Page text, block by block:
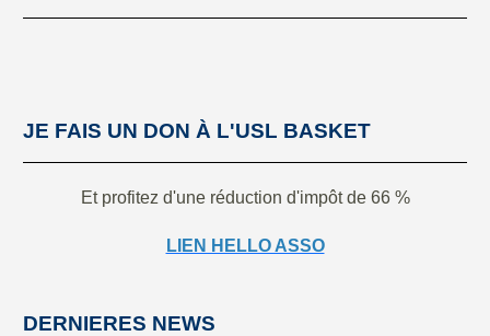
JE FAIS UN DON À L'USL BASKET
Et profitez d'une réduction d'impôt de 66 %
LIEN HELLO ASSO
DERNIERES NEWS